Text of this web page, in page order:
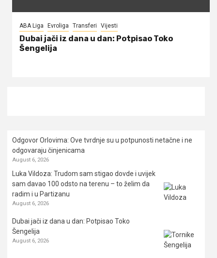
ABA Liga Evroliga Transferi Vijesti
Dubai jači iz dana u dan: Potpisao Toko
Šengelija
Odgovor Orlovima: ​Ove tvrdnje su u potpunosti netačne i ne
odgovaraju činjenicama
August 6, 2026
Luka Vildoza: Trudom sam stigao dovde i uvijek
sam davao 100 odsto na terenu – to želim da
radim i u Partizanu
August 6, 2026
Dubai jači iz dana u dan: Potpisao Toko
Šengelija
August 6, 2026